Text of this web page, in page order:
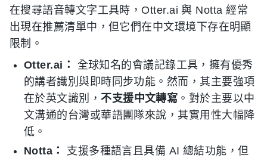
在搜尋語音轉文字工具時，Otter.ai 與 Notta 經常
出現在推薦清單中，但它們在中文環境下存在明顯
限制。
Otter.ai：
全球知名的會議記錄工具，擁有優秀
的講者識別與即時同步功能。然而，其主要強項
在於英文識別，不支援中文轉寫 。對於主要以中
文溝通的台灣或華語團隊來說，其實用性大幅降
低。
Notta：
支援多種語言且具備 AI 總結功能，但